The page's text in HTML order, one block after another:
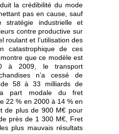
la crédibilité du mode
pas en cause, sauf
stratégie industrielle et
contre productive sur
roulant et l’utilisation des
catastrophique de ces
que ce modèle est
à 2009, le transport
n’a cessé de
de 58 à 33 milliards de
part modale du fret
22 % en 2000 à 14 % en
de plus de 900 M€ pour
près de 1 300 M€, Fret
plus mauvais résultats